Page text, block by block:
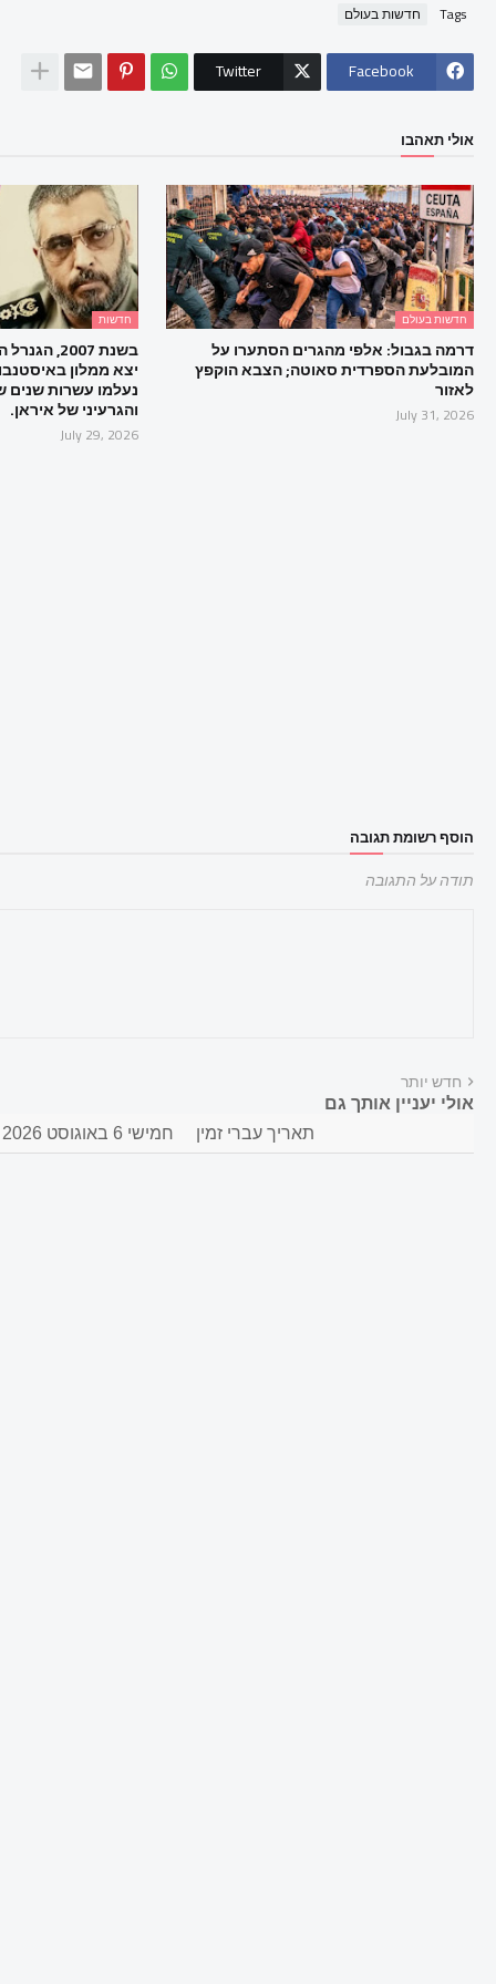
Tags חדשות בעולם
Facebook
Twitter
אולי תאהבו
חדשות בעולם
דרמה בגבול: אלפי מהגרים הסתערו על
המובלעת הספרדית סאוטה; הצבא הוקפץ
לאזור
July 31, 2026
חדשות
בשנת
יצא ממלון
נעלמו עשרות שנים
והגרעיני של איראן.
July 29, 2026
הוסף רשומת תגובה
תודה על התגובה
חדש יותר
אולי יעניין אותך גם
תאריך עברי זמין חמישי 6 באוגוסט 2026